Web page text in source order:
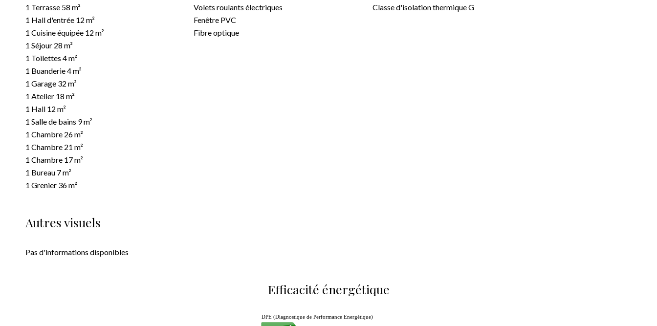
1 Terrasse 58 m²
1 Hall d'entrée 12 m²
1 Cuisine équipée 12 m²
1 Séjour 28 m²
1 Toilettes 4 m²
1 Buanderie4 m²
1 Garage 32 m²
1 Atelier 18 m²
1 Hall 12 m²
1 Salle de bains 9 m²
1 Chambre 26 m²
1 Chambre 21 m²
1 Chambre 17 m²
1 Bureau 7 m²
1 Grenier 36 m²
Volets roulants électriques
Fenêtre PVC
Fibre optique
Classe d'isolation thermiqueG
Autres visuels
Pas d'informations disponibles
Efficacité énergétique
DPE (Diagnostique de Performance Energétique)